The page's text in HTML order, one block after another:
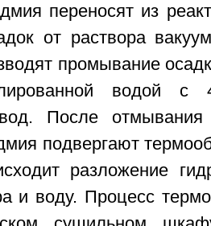
переносят из
от раствора
промывание
водой с
После отмывания
подвергают
разложение
и воду. Процесс